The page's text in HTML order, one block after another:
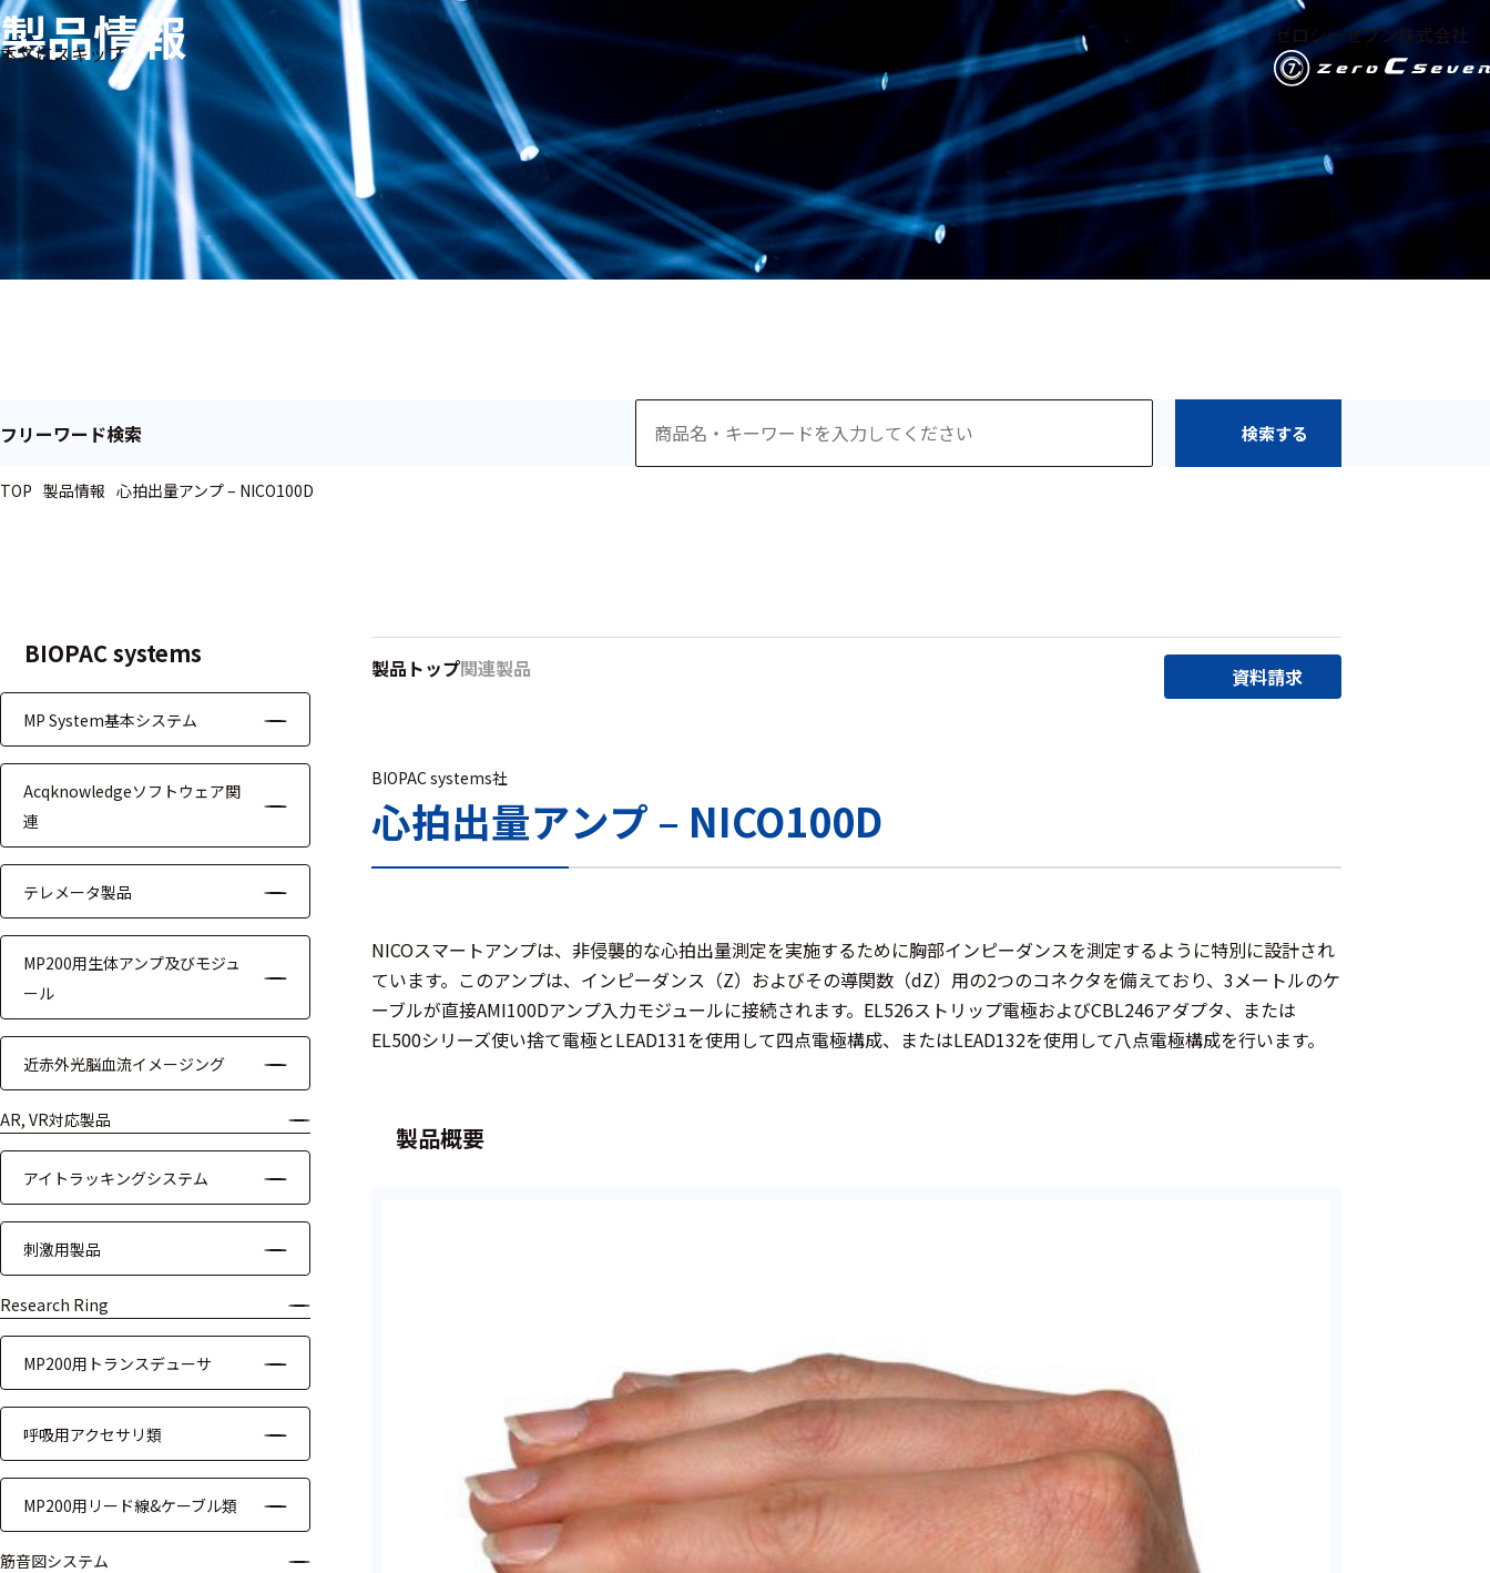
本文にスキップ
ゼロシーセブン株式会社
生体
信
号・
測定
メー
カー
フリ
検索
療
用
研
究
用
教
用
ワイヤレス・無
線対応
MRI対応
システム・周辺
構成
装置本体
デバイス
テム
トリガー
ケーブル
製品情報
フリーワード検索 検索する
TOP 製品情報 心拍出量アンプ – NICO100D
BIOPAC systems
MP System基本システム
Acqknowledgeソフトウェア関
連
テレメータ製品
MP200用生体アンプ及びモジュ
ール
近赤外光脳血流イメージング
AR, VR対応製品
アイトラッキングシステム
刺激用製品
Research Ring
MP200用トランスデューサ
呼吸用アクセサリ類
MP200用リード線&ケーブル類
筋音図システム
製品トップ関連製品 資料請求
BIOPAC systems社
心拍出量アンプ – NICO100D
NICOスマートアンプは、非侵襲的な心拍出量測定を実施するために胸部インピーダンスを測定するように特別に設計され
ています。このアンプは、インピーダンス（Z）およびその導関数（dZ）用の2つのコネクタを備えており、3メートルのケ
ーブルが直接AMI100Dアンプ入力モジュールに接続されます。EL526ストリップ電極およびCBL246アダプタ、または
EL500シリーズ使い捨て電極とLEAD131を使用して四点電極構成、またはLEAD132を使用して八点電極構成を行います。
製品概要